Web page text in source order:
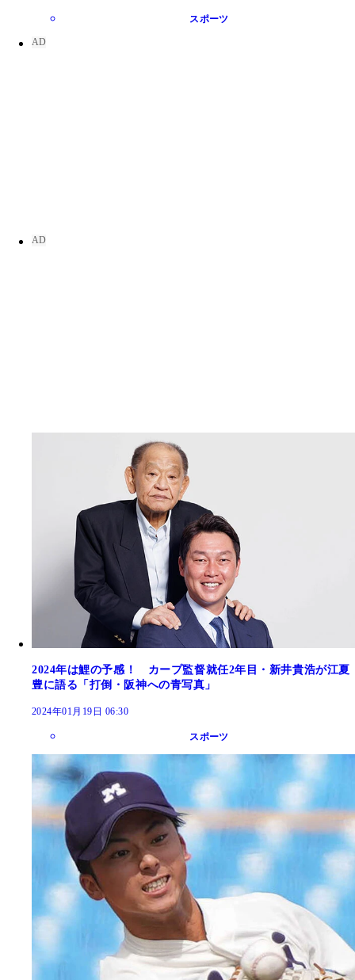
スポーツ
2024年は鯉の予感！ カープ監督就任2年目・新井貴浩が江夏
豊に語る「打倒・阪神への青写真」
2024年01月19日 06:30
スポーツ